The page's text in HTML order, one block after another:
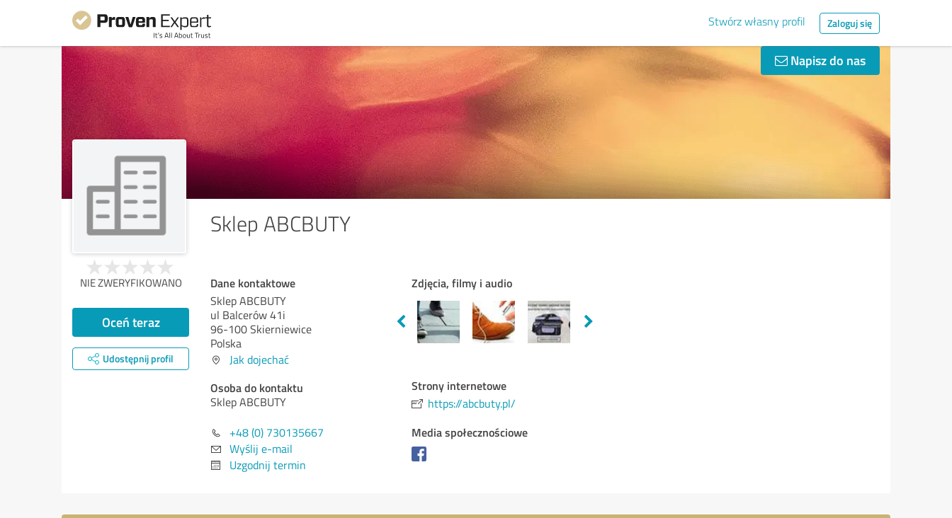
Stwórz własny profil Zaloguj się
Napisz do nas
Sklep ABCBUTY
NIE ZWERYFIKOWANO
Oceń teraz
Udostępnij profil
Dane kontaktowe
Sklep ABCBUTY
ul Balcerów 41i
96-100 Skierniewice
Polska
Jak dojechać
Osoba do kontaktu
Sklep ABCBUTY
+48 (0) 730135667
Wyślij e-mail
Uzgodnij termin
Zdjęcia, filmy i audio
Strony internetowe
https://abcbuty.pl/
Media społecznościowe